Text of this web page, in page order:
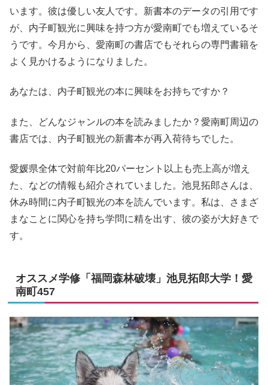
います。彼は優しい友人です。新書本のデータの引用です
が、内子町観光に興味を持つ方が愛南町でも増えているそ
うです。今月から、愛南町の書店でもそれらの専門書籍を
よく見かけるようになりました。
あなたは、内子町観光の本に興味をお持ちですか？
また、どんなジャンルの本を読みましたか？愛南町周辺の
書店では、内子町観光の新書本が再入荷待ちでした。
愛媛県全体で対前年比20パーセント以上も売上高が増え
た、などの情報も紹介されていました。池見拓郎さんは、
休み時間に内子町観光の本を読んでいます。私は、さまざ
まなことに関心を持ち学問に精を出す、彼の姿が大好きで
す。
オススメ学修「福岡森林破壊」池見拓郎大学！愛
南町457